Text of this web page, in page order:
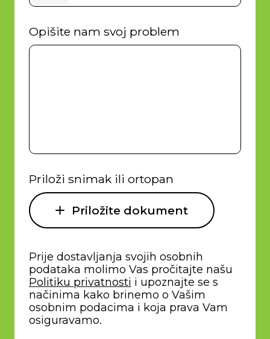
Opišite nam svoj problem
Priloži snimak ili ortopan
Priložite dokument
Prije dostavljanja svojih osobnih
podataka molimo Vas pročitajte našu
Politiku privatnosti i upoznajte se s
načinima kako brinemo o Vašim
osobnim podacima i koja prava Vam
osiguravamo.